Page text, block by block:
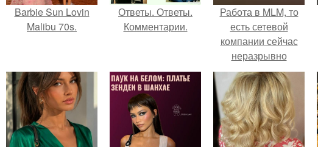
Barbie Sun Lovin
Malibu 70s.
Ответы. Ответы.
Комментарии.
Работа в MLM, то
есть сетевой
компании сейчас
неразрывно
связана с создание
своего контента,
своей страницы в
соц сетях.